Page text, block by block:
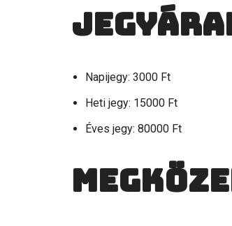
Napijegy: 3000 Ft
Heti jegy: 15000 Ft
Éves jegy: 80000 Ft